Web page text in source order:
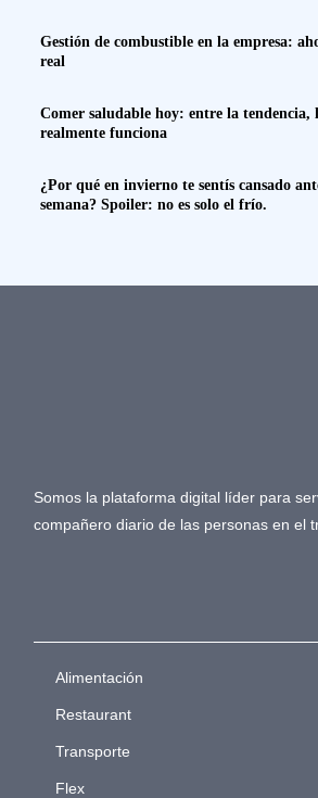
Gestión de combustible en la empresa:
real
Comer saludable hoy: entre la
realmente funciona
¿Por qué en invierno te sentís cansado
semana? Spoiler: no es solo el frío.
Somos la plataforma digital líder para
compañero diario de las personas en el
Alimentación
Restaurant
Transporte
Flex